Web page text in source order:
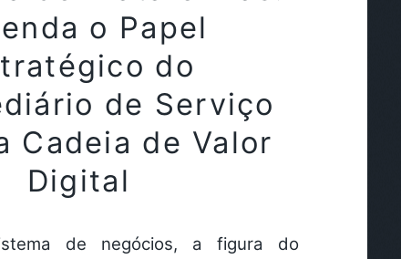
o Papel
do
de Serviço
Cadeia de Valor
Digital
de negócios, a figura do